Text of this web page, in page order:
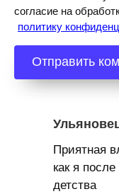
согласие на
политику
Приятная
как я
детства